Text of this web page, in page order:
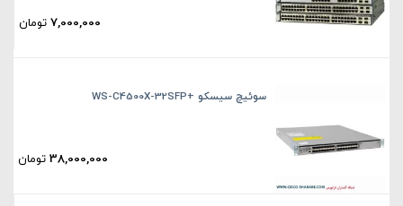
7,000,000تومان
سوئیچ سیسکو +WS-C4500X-32SFP
38,000,000تومان